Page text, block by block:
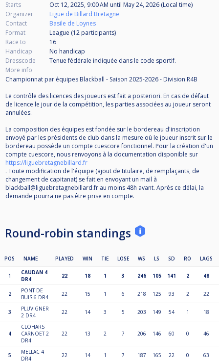
Starts Oct 12, 2025, 9:00 AM until May 24, 2026 (Local time)
Organizer
Ligue de Billard Bretagne
Contact
Basile de Loynes
Format
League (12 participants)
Race to
16
Handicap
No handicap
Dresscode
Tenue fédérale indiquée dans le code sportif.
More info
Championnat par équipes Blackball - Saison 2025-2026 - Division R4B
Le contrôle des licences des joueurs est fait a posteriori. En cas de défaut
de licence le jour de la compétition, les parties associées au joueur seront
annulées.
La composition des équipes est fondée sur le bordereau d'inscription
envoyé par les présidents de club dans la mesure où le joueur inscrit sur le
bordereau possède un compte cuescore fonctionnel. Pour la création d'un
compte cuescore, nous renvoyons à la documentation disponible sur
https://liguebretagnebillard.fr
. Toute modification de l'équipe (ajout de titulaire, de remplaçants, de
changement de capitanat) se fait en envoyant un mail à
blackball@liguebretagnebillard.fr au moins 48h avant. Après ce délai, la
demande pourra ne pas être prise en compte.
Round-robin standings
POS NAME PLAYED WIN TIE LOSE WS LS SD RO LAGS
1
CAUDAN 4
DR4
22 18 1 3 246 105 141 2 48
2
PONT DE
BUIS 6 DR4
22 15 1 6 218 125 93 2 22
3
PLUVIGNER
2 DR4
22 14 3 5 203 149 54 1 18
4
CLOHARS
CARNOET 2
DR4
22 13 2 7 206 146 60 0 46
5
MELLAC 4
DR4
22 14 1 7 187 165 22 0 63